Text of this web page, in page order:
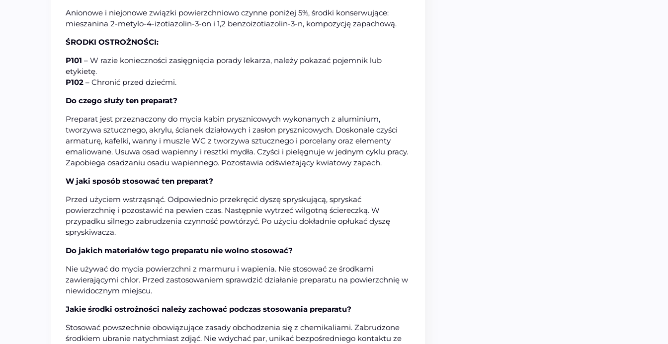
Anionowe i niejonowe związki powierzchniowo czynne poniżej 5%, środki konserwujące:
mieszanina 2-metylo-4-izotiazolin-3-on i 1,2 benzoizotiazolin-3-n, kompozycję zapachową.
ŚRODKI OSTROŻNOŚCI:
P101 – W razie konieczności zasięgnięcia porady lekarza, należy pokazać pojemnik lub
etykietę.
P102 – Chronić przed dziećmi.
Do czego służy ten preparat?
Preparat jest przeznaczony do mycia kabin prysznicowych wykonanych z aluminium,
tworzywa sztucznego, akrylu, ścianek działowych i zasłon prysznicowych. Doskonale czyści
armaturę, kafelki, wanny i muszle WC z tworzywa sztucznego i porcelany oraz elementy
emaliowane. Usuwa osad wapienny i resztki mydła. Czyści i pielęgnuje w jednym cyklu pracy.
Zapobiega osadzaniu osadu wapiennego. Pozostawia odświeżający kwiatowy zapach.
W jaki sposób stosować ten preparat?
Przed użyciem wstrząsnąć. Odpowiednio przekręcić dyszę spryskującą, spryskać
powierzchnię i pozostawić na pewien czas. Następnie wytrzeć wilgotną ściereczką. W
przypadku silnego zabrudzenia czynność powtórzyć. Po użyciu dokładnie opłukać dyszę
spryskiwacza.
Do jakich materiałów tego preparatu nie wolno stosować?
Nie używać do mycia powierzchni z marmuru i wapienia. Nie stosować ze środkami
zawierającymi chlor. Przed zastosowaniem sprawdzić działanie preparatu na powierzchnię w
niewidocznym miejscu.
Jakie środki ostrożności należy zachować podczas stosowania preparatu?
Stosować powszechnie obowiązujące zasady obchodzenia się z chemikaliami. Zabrudzone
środkiem ubranie natychmiast zdjąć. Nie wdychać par, unikać bezpośredniego kontaktu ze